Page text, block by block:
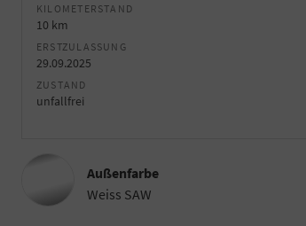
KILOMETERSTAND
10 km
ERSTZULASSUNG
29.09.2025
ZUSTAND
unfallfrei
Außenfarbe
Weiss SAW